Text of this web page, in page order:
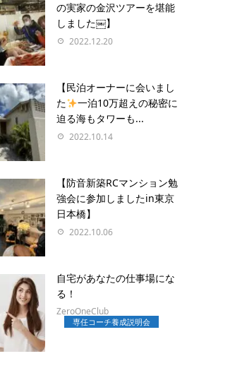
の実家の金沢ツアーを堪能
しました￼】
2022.12.20
【民泊オーナーに会いまし
た
一泊10万超えの秘密に
迫る海もタワーも...
2022.10.14
【防音新築RCマンション勉
強会に参加しましたin東京
日本橋】
2022.10.06
自宅があなたの仕事場にな
る！
ZeroOneClub
専任コーチ養成説明会